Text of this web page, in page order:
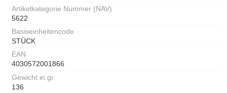
Artikelkategorie Nummer (NAV)
5622
Basiseinheitencode
STÜCK
EAN
4030572001866
Gewicht in gr
136